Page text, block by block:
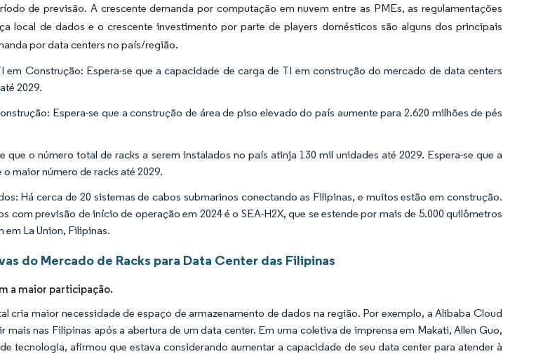
de previsão. A crescente demanda por computação em nuvem entre as PMEs, as regulamentações
local de dados e o crescente investimento por parte de players domésticos são alguns dos principais
por data centers no país/região.
em Construção: Espera-se que a capacidade de carga de TI em construção do mercado de data centers
2029.
Espera-se que a construção de área de piso elevado do país aumente para 2.620 milhões de pés
que o número total de racks a serem instalados no país atinja 130 mil unidades até 2029. Espera-se que a
maior número de racks até 2029.
Há cerca de 20 sistemas de cabos submarinos conectando as Filipinas, e muitos estão em construção.
com previsão de início de operação em 2024 é o SEA-H2X, que se estende por mais de 5.000 quilômetros
La Union, Filipinas.
do Mercado de Racks para Data Center das Filipinas
a maior participação.
cria maior necessidade de espaço de armazenamento de dados na região. Por exemplo, a Alibaba Cloud
mais nas Filipinas após a abertura de um data center. Em uma coletiva de imprensa em Makati, Allen Guo,
tecnologia, afirmou que estava considerando aumentar a capacidade de seu data center para atender à